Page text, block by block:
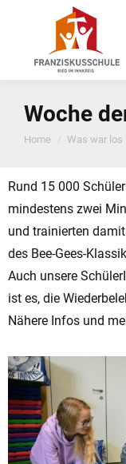
Woche
You are here:
Home Was war los
Rund 15 000
mindestens zwei
und trainierten
des Bee-Gees-
Auch unsere
ist es, die
Nähere Infos und